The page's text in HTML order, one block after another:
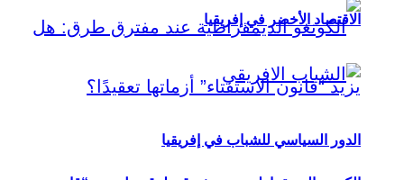
الاقتصاد الأخضر في إفريقيا
الدور السياسي للشباب في إفريقيا